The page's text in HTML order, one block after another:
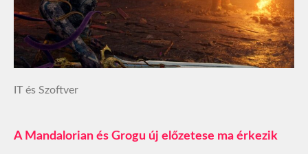
IT és Szoftver
A Mandalorian és Grogu új előzetese ma érkezik